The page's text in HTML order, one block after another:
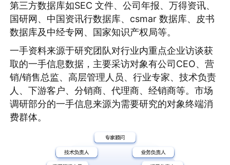
第三方数据库如SEC 文件、公司年报、万得资讯、
国研网、中国资讯行数据库、csmar 数据库、皮书
数据库及中经专网、国家知识产权局等。
一手资料来源于研究团队对行业内重点企业访谈获
取的一手信息数据，主要采访对象有公司CEO、营
销/销售总监、高层管理人员、行业专家、技术负责
人、下游客户、分销商、代理商、经销商等。市场
调研部分的一手信息来源为需要研究的对象终端消
费群体。